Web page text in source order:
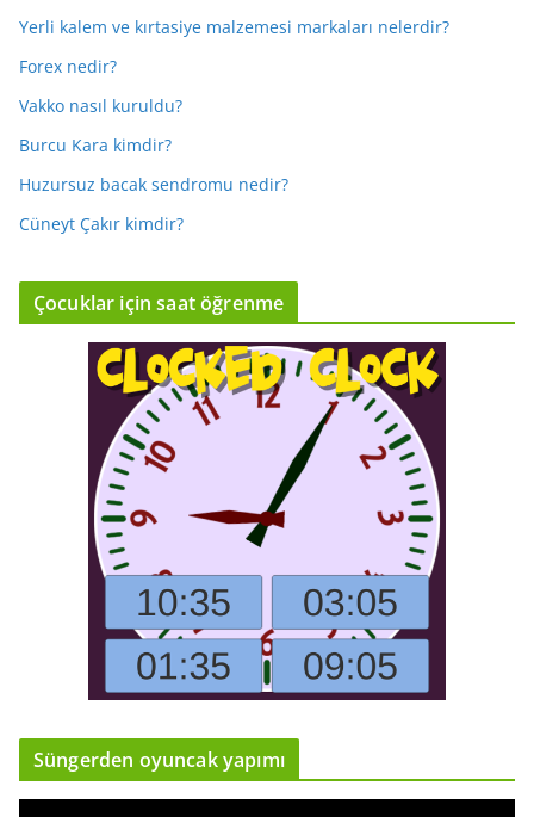
Yerli kalem ve kırtasiye malzemesi markaları nelerdir?
Forex nedir?
Vakko nasıl kuruldu?
Burcu Kara kimdir?
Huzursuz bacak sendromu nedir?
Cüneyt Çakır kimdir?
Çocuklar için saat öğrenme
Süngerden oyuncak yapımı